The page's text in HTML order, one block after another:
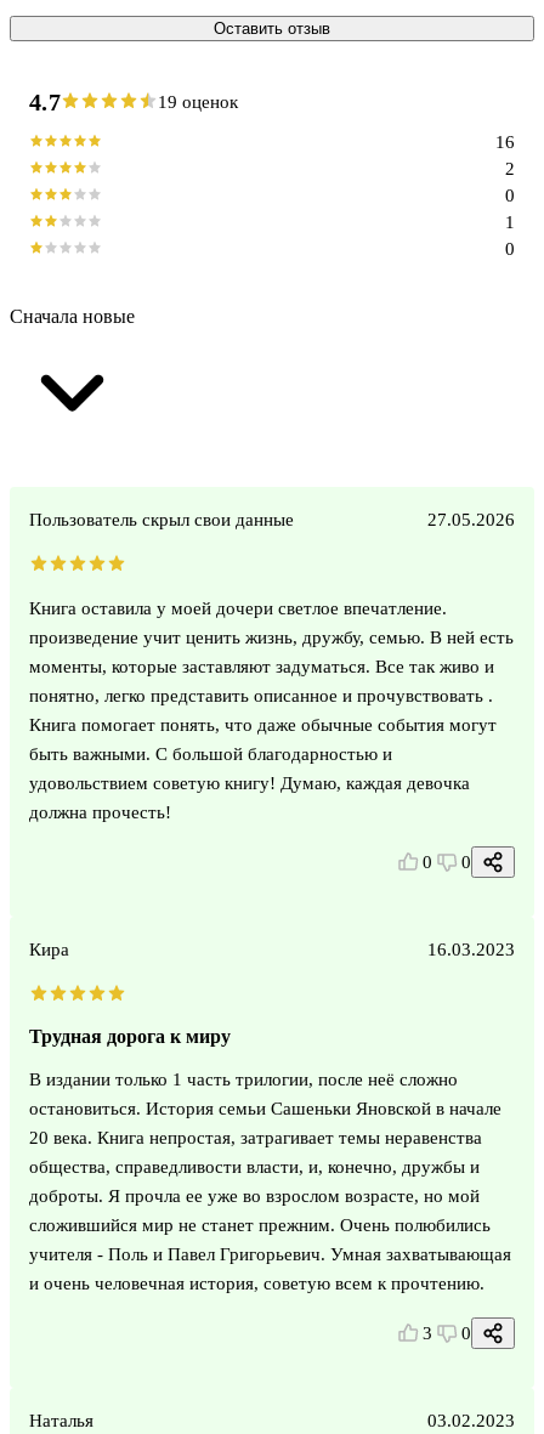
Оставить отзыв
4.7 19 оценок
0
1
0
2
16
Сначала новые
Пользователь скрыл свои данные 27.05.2026
Книга оставила у моей дочери светлое впечатление.
произведение учит ценить жизнь, дружбу, семью. В ней есть
моменты, которые заставляют задуматься. Все так живо и
понятно, легко представить описанное и прочувствовать .
Книга помогает понять, что даже обычные события могут
быть важными. С большой благодарностью и
удовольствием советую книгу! Думаю, каждая девочка
должна прочесть!
0 0
Кира 16.03.2023
Трудная дорога к миру
В издании только 1 часть трилогии, после неё сложно
остановиться. История семьи Сашеньки Яновской в начале
20 века. Книга непростая, затрагивает темы неравенства
общества, справедливости власти, и, конечно, дружбы и
доброты. Я прочла ее уже во взрослом возрасте, но мой
сложившийся мир не станет прежним. Очень полюбились
учителя - Поль и Павел Григорьевич. Умная захватывающая
и очень человечная история, советую всем к прочтению.
3 0
Наталья 03.02.2023